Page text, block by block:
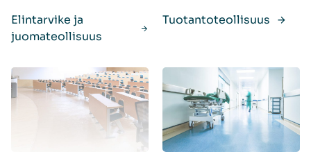
Elintarvike ja
juomateollisuus
Tuotantoteollisuus